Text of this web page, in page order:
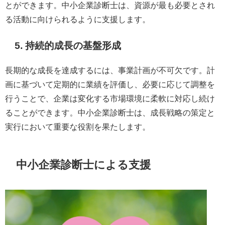
とができます。中小企業診断士は、資源が最も必要とされ
る活動に向けられるように支援します。
5. 持続的成長の基盤形成
長期的な成長を達成するには、事業計画が不可欠です。計
画に基づいて定期的に業績を評価し、必要に応じて調整を
行うことで、企業は変化する市場環境に柔軟に対応し続け
ることができます。中小企業診断士は、成長戦略の策定と
実行において重要な役割を果たします。
中小企業診断士による支援